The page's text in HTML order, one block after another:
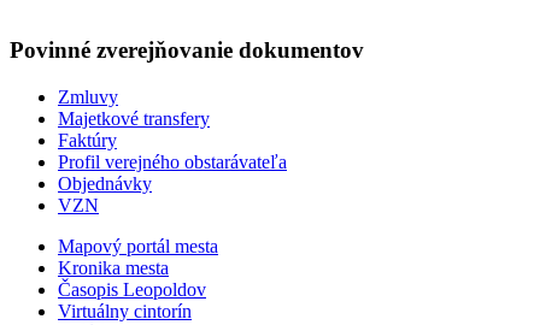
Povinné zverejňovanie dokumentov
Zmluvy
Majetkové transfery
Faktúry
Profil verejného obstarávateľa
Objednávky
VZN
Mapový portál mesta
Kronika mesta
Časopis Leopoldov
Virtuálny cintorín